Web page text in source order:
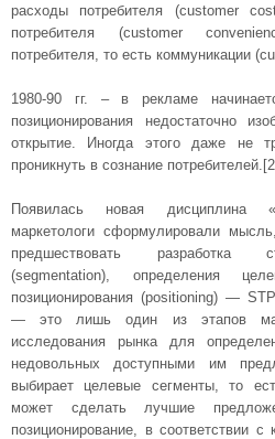
расходы потребителя (customer
потребителя (customer
потребителя, то есть коммуникации
1980-90 гг. – в рекламе
позиционирования недостаточно
открытие. Иногда этого даже не
проникнуть в сознание
Появилась новая дисциплина
маркетологи сформулировали
предшествовать разработка
(segmentation), определения
позиционирования (positioning) —
— это лишь один из этапов
исследования рынка для
недовольных доступными им
выбирает целевые сегменты, то
может сделать лучшие
позиционирование, в соответствии